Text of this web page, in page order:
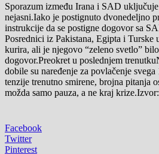
Sporazum između Irana i SAD
nejasni.Iako je postignuto dvonedeljno
instrukcije da se postigne dogovor sa
Posrednici iz Pakistana, Egipta i
kurira, ali je njegovo “zeleno svetlo”
dogovor.Preokret u poslednjem
dobile su naređenje za povlačenje
tenzije trenutno smirene, brojna pitanja
možda samo pauza, a ne kraj
Facebook
Twitter
Pinterest